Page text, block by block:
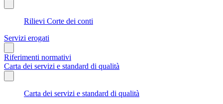
Rilievi Corte dei conti
Servizi erogati
Riferimenti normativi
Carta dei servizi e standard di qualità
Carta dei servizi e standard di qualità